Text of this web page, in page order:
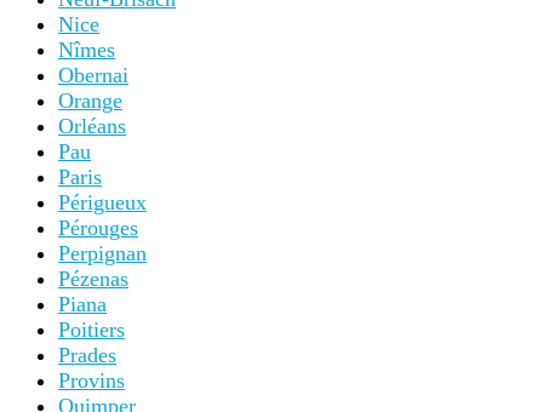
Nice
Nîmes
Obernai
Orange
Orléans
Pau
Paris
Périgueux
Pérouges
Perpignan
Pézenas
Piana
Poitiers
Prades
Provins
Quimper